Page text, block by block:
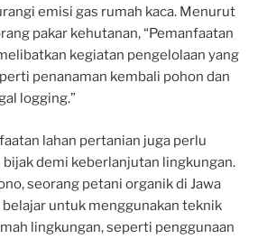
emisi gas rumah kaca. Menurut
pakar kehutanan, “Pemanfaatan
kegiatan pengelolaan yang
penanaman kembali pohon dan
logging.”
lahan pertanian juga perlu
bijak demi keberlanjutan lingkungan.
seorang petani organik di Jawa
belajar untuk menggunakan teknik
lingkungan, seperti penggunaan